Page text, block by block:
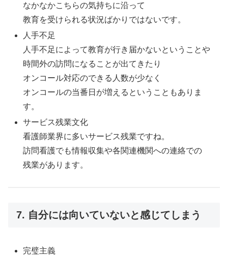
なかなかこちらの気持ちに沿って
教育を受けられる状況ばかりではないです。
人手不足
人手不足によって教育が行き届かないということや
時間外の訪問になることが出てきたり
オンコール対応のできる人数が少なく
オンコールの当番日が増えるということもありま
す。
サービス残業文化
看護師業界に多いサービス残業ですね。
訪問看護でも情報収集や各関連機関への連絡での
残業があります。
7. 自分には向いていないと感じてしまう
完璧主義